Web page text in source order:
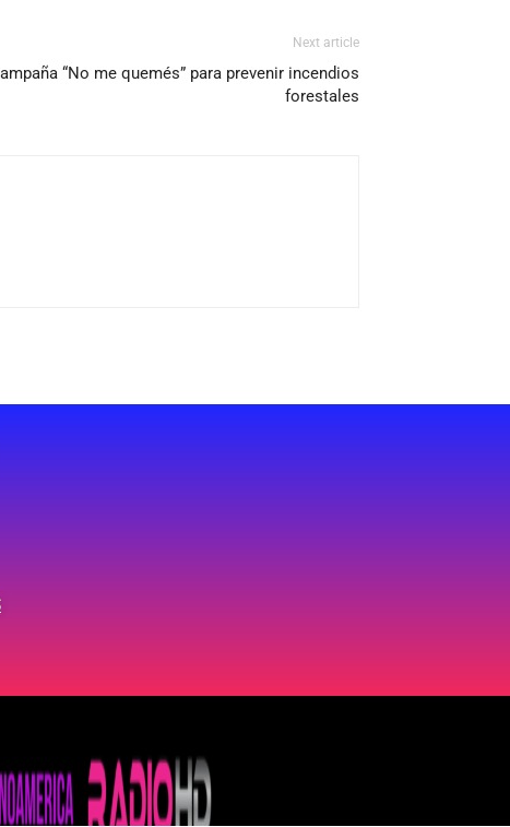
Next article
“No me quemés” para prevenir incendios
forestales